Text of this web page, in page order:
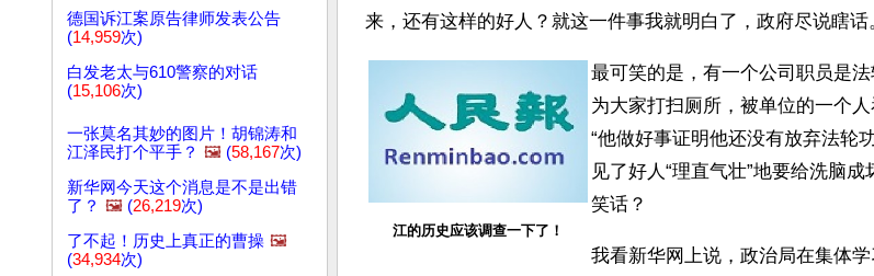
德国诉江案原告律师发表公告
(14,959次)
白发老太与610警察的对话
(15,106次)
一张莫名其妙的图片！胡锦涛和
江泽民打个平手？ 🖼️ (58,167次)
新华网今天这个消息是不是出错
了？ 🖼️ (26,219次)
了不起！历史上真正的曹操 🖼️
(34,934次)
来，还有这样的好人？就这一件事我就明白了，政府尽说瞎话
江的历史应该调查一下了！
最可笑的是，有一个公司职员是
为大家打扫厕所，被单位的一个
“他做好事证明他还没有放弃法轮
见了好人“理直气壮”地要给洗脑
笑话？
我看新华网上说，政治局在集体